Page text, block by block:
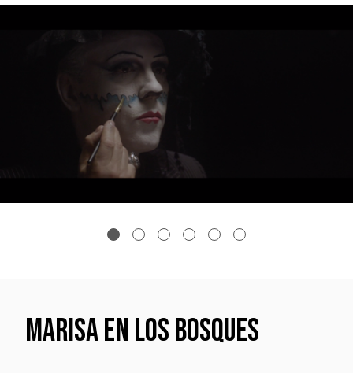
MARISA EN LOS BOSQUES